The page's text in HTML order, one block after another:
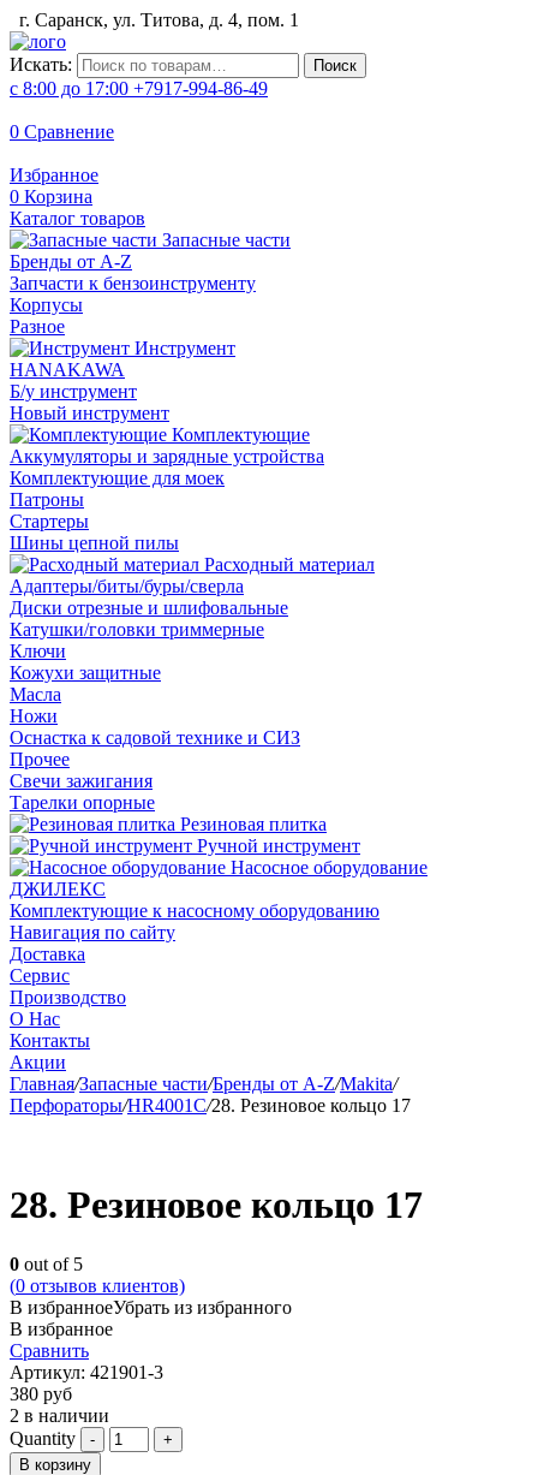
г. Саранск, ул. Титова, д. 4, пом. 1
Искать: Поиск
с 8:00 до 17:00 +7917-994-86-49
0 Сравнение
Избранное
0 Корзина
Каталог товаров
Запасные части
Бренды от A-Z
Запчасти к бензоинструменту
Корпусы
Разное
Инструмент
HANAKAWA
Б/у инструмент
Новый инструмент
Комплектующие
Аккумуляторы и зарядные устройства
Комплектующие для моек
Патроны
Стартеры
Шины цепной пилы
Расходный материал
Адаптеры/биты/буры/сверла
Диски отрезные и шлифовальные
Катушки/головки триммерные
Ключи
Кожухи защитные
Масла
Ножи
Оснастка к садовой технике и СИЗ
Прочее
Свечи зажигания
Тарелки опорные
Резиновая плитка
Ручной инструмент
Насосное оборудование
ДЖИЛЕКС
Комплектующие к насосному оборудованию
Навигация по сайту
Доставка
Сервис
Производство
О Нас
Контакты
Акции
Главная/Запасные части/Бренды от A-Z/Makita/
Перфораторы/HR4001C/28. Резиновое кольцо 17
28. Резиновое кольцо 17
0 out of 5
(0 отзывов клиентов)
В избранноеУбрать из избранного
В избранное
Сравнить
Артикул: 421901-3
380 руб
2 в наличии
Quantity
В корзину